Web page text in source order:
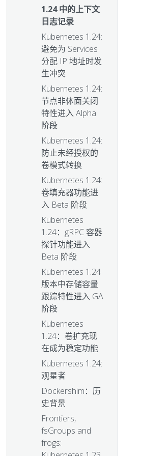
1.24 中的上下文
日志记录
Kubernetes 1.24:
避免为 Services
分配 IP 地址时发
生冲突
Kubernetes 1.24:
节点非体面关闭
特性进入 Alpha
阶段
Kubernetes 1.24:
防止未经授权的
卷模式转换
Kubernetes 1.24:
卷填充器功能进
入 Beta 阶段
Kubernetes
1.24：gRPC 容器
探针功能进入
Beta 阶段
Kubernetes 1.24
版本中存储容量
跟踪特性进入 GA
阶段
Kubernetes
1.24：卷扩充现
在成为稳定功能
Kubernetes 1.24:
观星者
Dockershim：历
史背景
Frontiers,
fsGroups and
frogs: